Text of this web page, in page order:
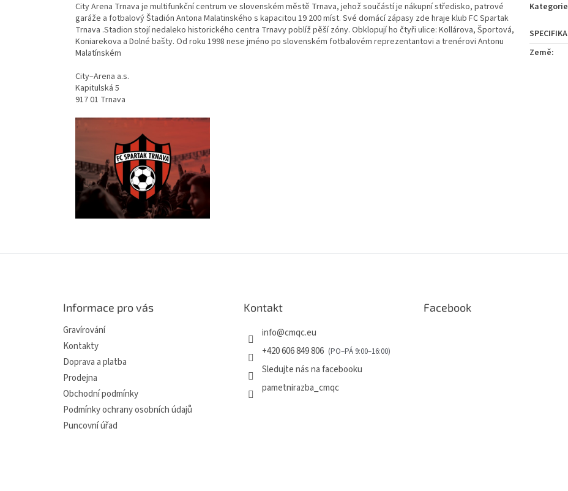
City Arena Trnava je multifunkční centrum ve slovenském městě Trnava, jehož součástí je nákupní středisko, patrové
garáže a fotbalový Štadión Antona Malatinského s kapacitou 19 200 míst. Své domácí zápasy zde hraje klub FC Spartak
Trnava .Stadion stojí nedaleko historického centra Trnavy poblíž pěší zóny. Obklopují ho čtyři ulice: Kollárova, Športová,
Koniarekova a Dolné bašty. Od roku 1998 nese jméno po slovenském fotbalovém reprezentantovi a trenérovi Antonu
Malatínském
City–Arena a.s.
Kapitulská 5
917 01 Trnava
Kategorie
Země:
Informace pro vás
Gravírování
Kontakty
Doprava a platba
Prodejna
Obchodní podmínky
Podmínky ochrany osobních údajů
Puncovní úřad
Kontakt
info@cmqc.eu
+420 606 849 806
Sledujte nás na facebooku
pametnirazba_cmqc
Facebook